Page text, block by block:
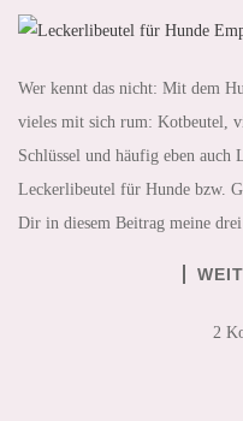
Wer kennt das nicht: Mit dem
vieles mit sich rum: Kotbeutel,
Schlüssel und häufig eben auch
Leckerlibeutel für Hunde bzw.
Dir in diesem Beitrag meine
2